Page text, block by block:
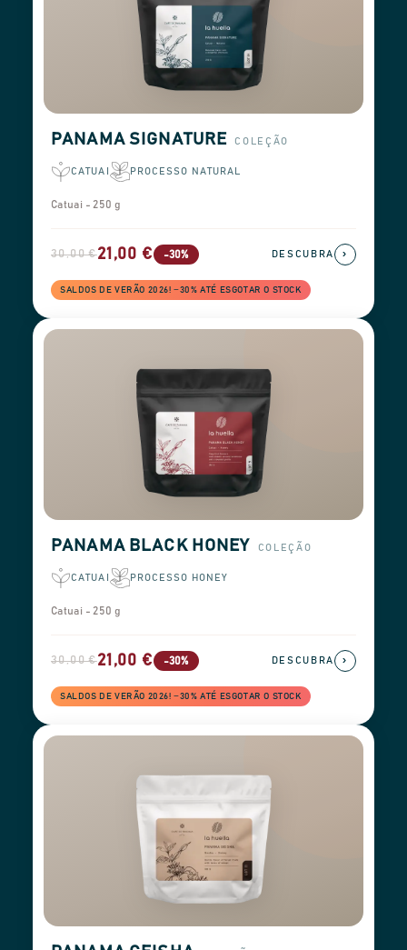
PANAMA SIGNATURE COLEÇÃO
CATUAI PROCESSO NATURAL
Catuai - 250 g
30,00 €21,00 € -30%
SALDOS DE VERÃO 2026! −30% ATÉ ESGOTAR O STOCK
DESCUBRA ›
PANAMA BLACK HONEY COLEÇÃO
CATUAI PROCESSO HONEY
Catuai - 250 g
30,00 €21,00 € -30%
SALDOS DE VERÃO 2026! −30% ATÉ ESGOTAR O STOCK
DESCUBRA ›